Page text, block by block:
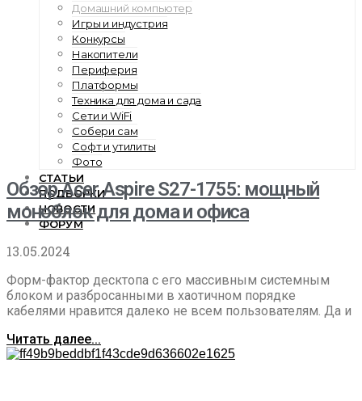
Домашний компьютер
Игры и индустрия
Конкурсы
Накопители
Периферия
Платформы
Техника для дома и сада
Сети и WiFi
Собери сам
Софт и утилиты
Фото
СТАТЬИ
ПОДБОРКИ
НОВОСТИ
ФОРУМ
Обзор Acer Aspire S27-1755: мощный
моноблок для дома и офиса
13.05.2024
Форм-фактор десктопа с его массивным системным
блоком и разбросанными в хаотичном порядке
кабелями нравится далеко не всем пользователям. Да и
Читать далее...